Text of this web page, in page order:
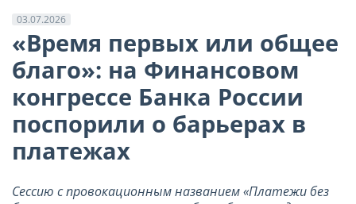
03.07.2026
«Время первых или общее
благо»: на Финансовом
конгрессе Банка России
поспорили о барьерах в
платежах
Сессию с провокационным названием «Платежи без